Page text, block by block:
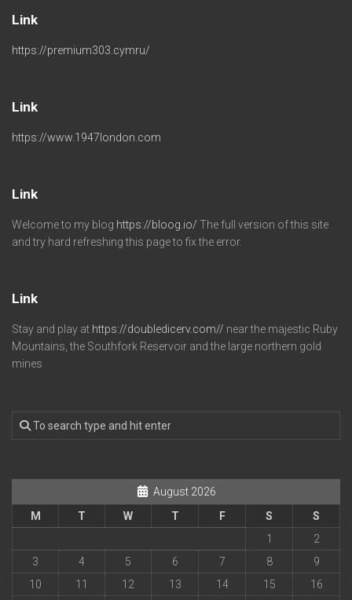
Link
https://premium303.cymru/
Link
https://www.1947london.com
Link
Welcome to my blog https://bloog.io/ The full version of this site
and try hard refreshing this page to fix the error.
Link
Stay and play at https://doubledicerv.com// near the majestic Ruby
Mountains, the Southfork Reservoir and the large northern gold
mines
August 2026
M
T W T F S
S
1
2
3
4 5 6 7 8
9
10
11 12 13 14 15
16